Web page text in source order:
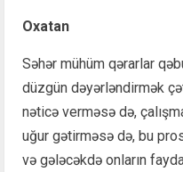
Oxatan
Səhər mühüm qərarlar
düzgün dəyərləndirmək
nəticə verməsə də,
uğur gətirməsə də, bu
və gələcəkdə onların